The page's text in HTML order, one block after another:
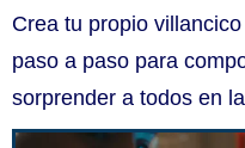
Crea tu propio
paso a paso para
sorprender a todos en